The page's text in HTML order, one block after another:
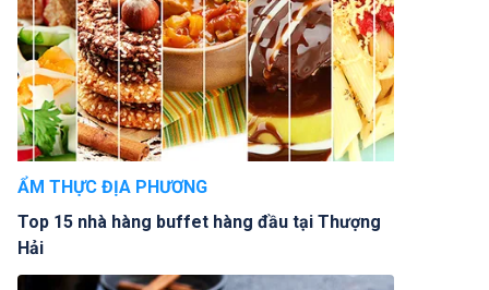
ẨM THỰC ĐỊA PHƯƠNG
Top 15 nhà hàng buffet hàng đầu tại Thượng
Hải